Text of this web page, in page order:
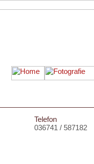
Telefon
036741 / 587182